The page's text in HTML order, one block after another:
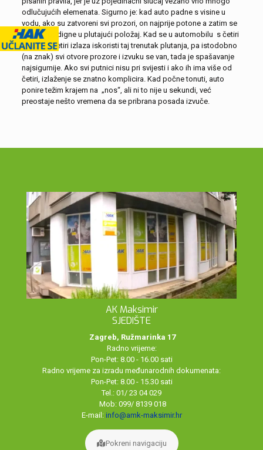
odlučujućih elemenata. Sigurno je: kad auto padne s visine u
vodu, ako su zatvoreni svi prozori, on najprije potone a zatim se
odmah podigne u plutajući položaj. Kad se u automobilu s četiri
putnika i četiri izlaza iskoristi taj trenutak plutanja, pa istodobno
(na znak) svi otvore prozore i izvuku se van, tada je spašavanje
najsigurnije. Ako svi putnici nisu pri svijesti i ako ih ima više od
četiri, izlaženje se znatno komplicira. Kad počne tonuti, auto
ponire težim krajem na „nos“, ali ni to nije u sekundi, već
preostaje nešto vremena da se pribrana posada izvuče.
AK Maksimir
SJEDIŠTE
Zagreb, Ružmarinka 17
Radno vrijeme:
Pon-Pet: 8.00 - 16.00 sati
Radno vrijeme za izradu međunarodnih dokumenata:
Pon-Pet: 8.00 - 15.30 sati
Tel.: 01/ 23 04 029
Mob: 099/ 8139 018
E-mail: info@amk-maksimir.hr
Pokreni navigaciju